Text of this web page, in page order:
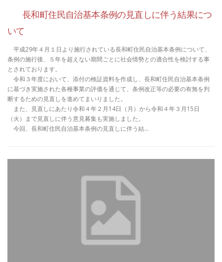
長和町住民自治基本条例の見直しに伴う結果につ
いて
平成29年４月１日より施行されている長和町住民自治基本条例について、
条例の施行後、５年を超えない期間ごとに社会情勢との適合性を検討する事
とされております。
令和３年度において、添付の検証資料を作成し、長和町住民自治基本条例
に基づき実施された各種事業の評価を通じて、条例改正等の必要の有無を判
断するための見直しを進めてまいりました。
また、見直しにあたり令和４年２月14日（月）から令和４年３月15日
（火）まで見直しに伴う意見募集も実施しました。
今回、長和町住民自治基本条例の見直しに伴う結…